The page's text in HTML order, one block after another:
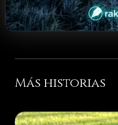
Más historias